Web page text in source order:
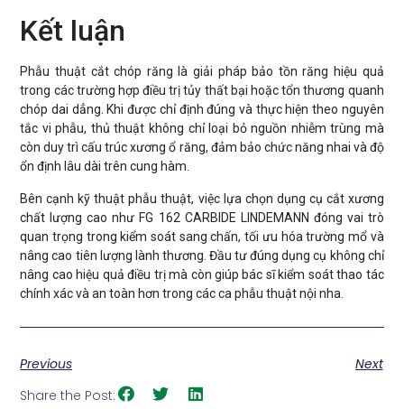
Kết luận
Phẫu thuật cắt chóp răng là giải pháp bảo tồn răng hiệu quả
trong các trường hợp điều trị tủy thất bại hoặc tổn thương quanh
chóp dai dẳng. Khi được chỉ định đúng và thực hiện theo nguyên
tắc vi phẫu, thủ thuật không chỉ loại bỏ nguồn nhiễm trùng mà
còn duy trì cấu trúc xương ổ răng, đảm bảo chức năng nhai và độ
ổn định lâu dài trên cung hàm.
Bên cạnh kỹ thuật phẫu thuật, việc lựa chọn dụng cụ cắt xương
chất lượng cao như FG 162 CARBIDE LINDEMANN đóng vai trò
quan trọng trong kiểm soát sang chấn, tối ưu hóa trường mổ và
nâng cao tiên lượng lành thương. Đầu tư đúng dụng cụ không chỉ
nâng cao hiệu quả điều trị mà còn giúp bác sĩ kiểm soát thao tác
chính xác và an toàn hơn trong các ca phẫu thuật nội nha.
Previous
Next
Share the Post: